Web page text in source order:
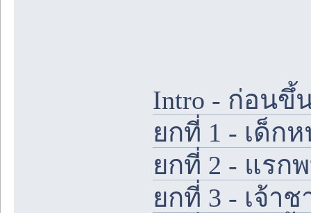
Intro - ก่อนขึ้
ยกที่ 1 - เด็ก
ยกที่ 2 - แรก
ยกที่ 3 - เจ้า